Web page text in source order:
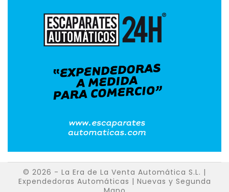
© 2026 - La Era de La Venta Automática S.L. |
Expendedoras Automáticas | Nuevas y Segunda